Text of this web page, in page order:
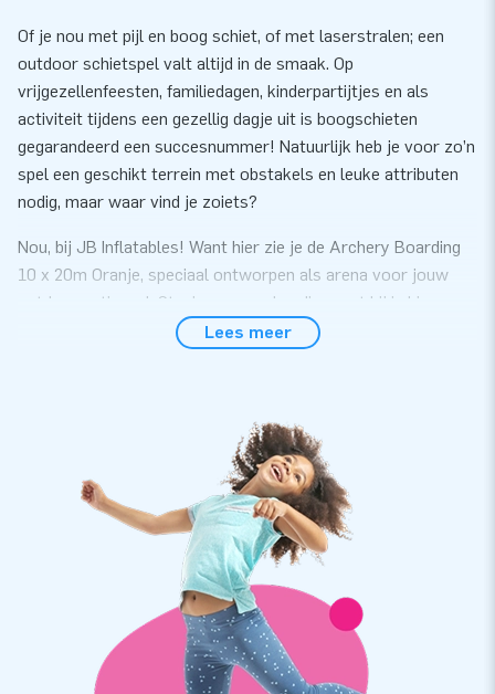
Of je nou met pijl en boog schiet, of met laserstralen; een
outdoor schietspel valt altijd in de smaak. Op
vrijgezellenfeesten, familiedagen, kinderpartijtjes en als
activiteit tijdens een gezellig dagje uit is boogschieten
gegarandeerd een succesnummer! Natuurlijk heb je voor zo’n
spel een geschikt terrein met obstakels en leuke attributen
nodig, maar waar vind je zoiets?
Nou, bij JB Inflatables! Want hier zie je de Archery Boarding
10 x 20m Oranje, speciaal ontworpen als arena voor jouw
outdoor actiespel. Stevig en superhandig, want hij is binnen
een 30 minuten klaar voor gebruik. Er zijn trouwens ook
De boarding wordt geleverd exclusief obstakels die
Op zoek naar een leuke outdoor activiteit? Koop
een Archery Boarding!
De inflatable Archery Boarding van JB Inflatables zijn ideaal
voor outdoor games. Je legt deze opblaasbare omranding
klaar op de plek waar jij je buitenactiviteit straks wil spelen
en sluit de blower aan. Twintig minuten later staat jouw
opblaasbare arena als een huis. Je kunt de opblaasbare
Lees meer